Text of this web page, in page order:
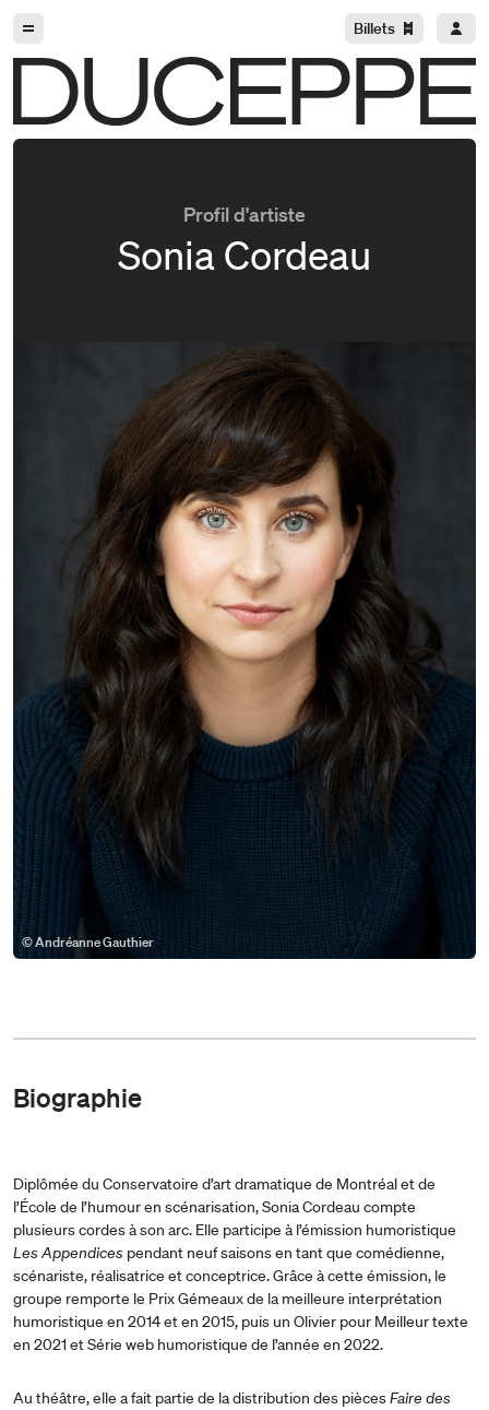
Billets
Profil d'artiste
Sonia Cordeau
© Andréanne Gauthier
Biographie
Diplômée du Conservatoire d’art dramatique de Montréal et de
l’École de l’humour en scénarisation, Sonia Cordeau compte
plusieurs cordes à son arc. Elle participe à l’émission humoristique
Les Appendices pendant neuf saisons en tant que comédienne,
scénariste, réalisatrice et conceptrice. Grâce à cette émission, le
groupe remporte le Prix Gémeaux de la meilleure interprétation
humoristique en 2014 et en 2015, puis un Olivier pour Meilleur texte
en 2021 et Série web humoristique de l’année en 2022.
Au théâtre, elle a fait partie de la distribution des piècesFaire des